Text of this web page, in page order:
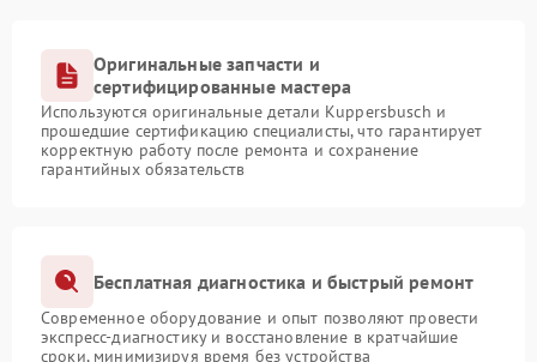
Оригинальные запчасти и
сертифицированные мастера
Используются оригинальные детали Kuppersbusch и
прошедшие сертификацию специалисты, что гарантирует
корректную работу после ремонта и сохранение
гарантийных обязательств
Бесплатная диагностика и быстрый ремонт
Современное оборудование и опыт позволяют провести
экспресс-диагностику и восстановление в кратчайшие
сроки, минимизируя время без устройства